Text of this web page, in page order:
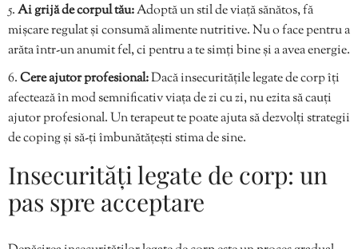
Ai grijă de corpul tău:Adoptă un stil de viață sănătos, fă
mișcare regulat și consumă alimente nutritive. Nu o face pentru a
arăta într-un anumit fel, ci pentru a te simți bine și a avea energie.
Cere ajutor profesional:Dacă insecuritățile legate de corp îți
afectează în mod semnificativ viața de zi cu zi, nu ezita să cauți
ajutor profesional. Un terapeut te poate ajuta să dezvolți strategii
de coping și să-ți îmbunătățești stima de sine.
Insecurități legate de corp: un
pas spre acceptare